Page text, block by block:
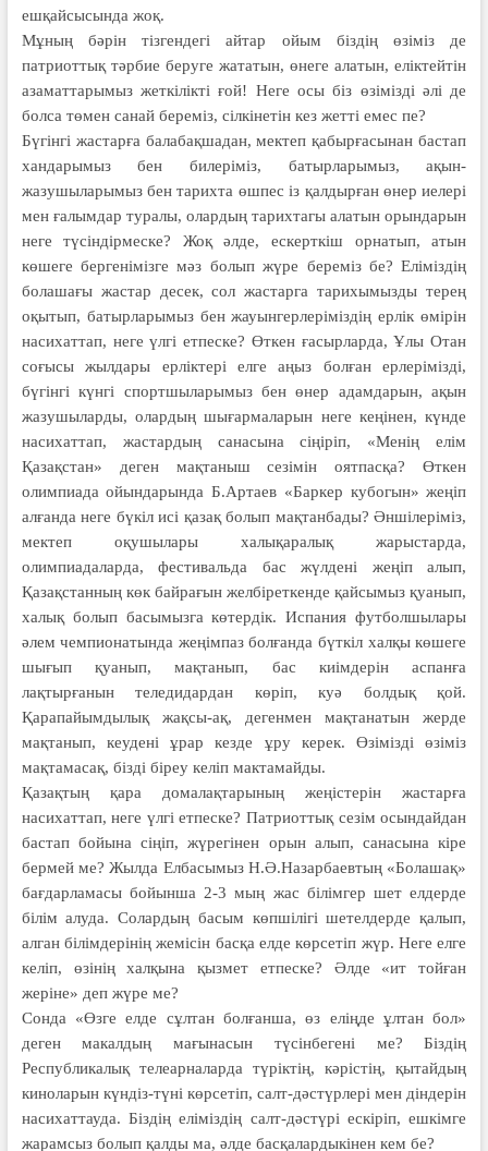
ешқайсысында жоқ.
Мұның бәрін тізгендегі айтар ойым біздің өзіміз де
патриоттық тәрбие беруге жататын, өнеге алатын, еліктейтін
азаматтарымыз жеткілікті ғой! Неге осы біз өзімізді әлі де
болса төмен санай береміз, сілкінетін кез жетті емес пе?
Бүгінгі жастарға балабақшадан, мектеп қабырғасынан бастап
хандарымыз бен билеріміз, батырларымыз, ақын-
жазушыларымыз бен тарихта өшпес із қалдырған өнер иелері
мен ғалымдар туралы, олардың тарихтагы алатын орындарын
неге түсіндірмеске? Жоқ әлде, ескерткіш орнатып, атын
көшеге бергенімізге мәз болып жүре береміз бе? Еліміздің
болашағы жастар десек, сол жастарга тарихымызды терең
оқытып, батырларымыз бен жауынгерлеріміздің ерлік өмірін
насихаттап, неге үлгі етпеске? Өткен ғасырларда, Ұлы Отан
соғысы жылдары ерліктері елге аңыз болған ерлерімізді,
бүгінгі күнгі спортшыларымыз бен өнер адамдарын, ақын
жазушыларды, олардың шығармаларын неге кеңінен, күнде
насихаттап, жастардың санасына сіңіріп, «Менің елім
Қазақстан» деген мақтаныш сезімін оятпасқа? Өткен
олимпиада ойындарында Б.Артаев «Баркер кубогын» жеңіп
алғанда неге бүкіл исі қазақ болып мақтанбады? Әншілеріміз,
мектеп оқушылары халықаралық жарыстарда,
олимпиадаларда, фестивальда бас жүлдені жеңіп алып,
Қазақстанның көк байрағын желбіреткенде қайсымыз қуанып,
халық болып басымызга көтердік. Испания футболшылары
әлем чемпионатында жеңімпаз болғанда бүткіл халқы көшеге
шығып қуанып, мақтанып, бас киімдерін аспанға
лақтырғанын теледидардан көріп, куә болдық қой.
Қарапайымдылық жақсы-ақ, дегенмен мақтанатын жерде
мақтанып, кеудені ұрар кезде ұру керек. Өзімізді өзіміз
мақтамасақ, бізді біреу келіп мактамайды.
Қазақтың қара домалақтарының жеңістерін жастарға
насихаттап, неге үлгі етпеске? Патриоттық сезім осындайдан
бастап бойына сіңіп, жүрегінен орын алып, санасына кіре
бер­мей ме? Жылда Елбасымыз Н.Ә.Назарбаевтың «Болашақ»
бағдарламасы бойынша 2-3 мың жас білімгер шет елдерде
білім алуда. Солардың басым көпшілігі шетелдерде қалып,
алган білімдерінің жемісін басқа елде көрсетіп жүр. Неге елге
келіп, өзінің халқына қызмет етпеске? Әлде «ит тойған
жеріне» деп жүре ме?
Сонда «Өзге елде сұлтан болған­ша, өз еліңде ұлтан бол»
деген макалдың мағынасын түсінбе­гені ме? Біздің
Республикалық телеарналарда түріктің, кәріс­тің, қытайдың
киноларын күн­діз-түні көрсетіп, салт-дәстүр­лері мен діндерін
насихаттауда. Біздің еліміздің салт-дәстүрі ескіріп, еш­кімге
жарамсыз болып қалды ма, әлде басқалардыкінен кем бе?